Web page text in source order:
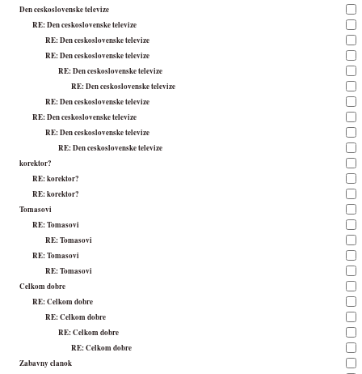
Den ceskoslovenske televize
RE: Den ceskoslovenske televize
RE: Den ceskoslovenske televize
RE: Den ceskoslovenske televize
RE: Den ceskoslovenske televize
RE: Den ceskoslovenske televize
RE: Den ceskoslovenske televize
RE: Den ceskoslovenske televize
RE: Den ceskoslovenske televize
RE: Den ceskoslovenske televize
korektor?
RE: korektor?
RE: korektor?
Tomasovi
RE: Tomasovi
RE: Tomasovi
RE: Tomasovi
RE: Tomasovi
Celkom dobre
RE: Celkom dobre
RE: Celkom dobre
RE: Celkom dobre
RE: Celkom dobre
Zabavny clanok